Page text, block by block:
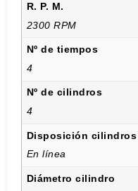
R. P. M.
2300 RPM
Nº de tiempos
4
Nº de cilindros
4
Disposición cilindros
En línea
Diámetro cilindro